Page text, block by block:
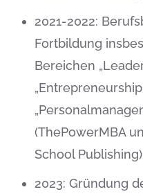
2021-2022:
Fortbildung
Bereichen
(ThePowerMBA
School Publishing)
2023: Gründung